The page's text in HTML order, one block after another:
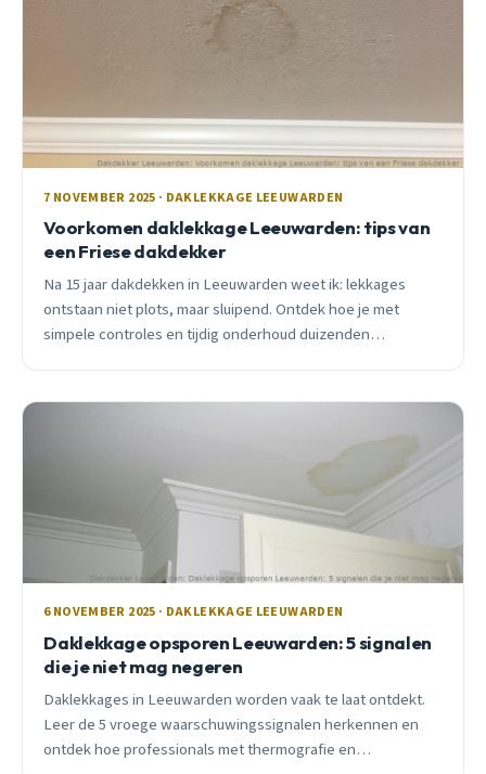
7 NOVEMBER 2025 · DAKLEKKAGE LEEUWARDEN
Voorkomen daklekkage Leeuwarden: tips van
een Friese dakdekker
Na 15 jaar dakdekken in Leeuwarden weet ik: lekkages
ontstaan niet plots, maar sluipend. Ontdek hoe je met
simpele controles en tijdig onderhoud duizenden
6 NOVEMBER 2025 · DAKLEKKAGE LEEUWARDEN
Daklekkage opsporen Leeuwarden: 5 signalen
die je niet mag negeren
Daklekkages in Leeuwarden worden vaak te laat ontdekt.
Leer de 5 vroege waarschuwingssignalen herkennen en
ontdek hoe professionals met thermografie en